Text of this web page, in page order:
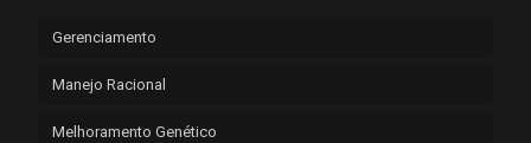
Gerenciamento
Manejo Racional
Melhoramento Genético